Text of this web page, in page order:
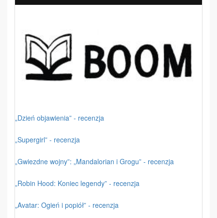
„Dzień objawienia” - recenzja
„Supergirl” - recenzja
„Gwiezdne wojny”: „Mandalorian i Grogu” - recenzja
„Robin Hood: Koniec legendy” - recenzja
„Avatar: Ogień i popiół” - recenzja